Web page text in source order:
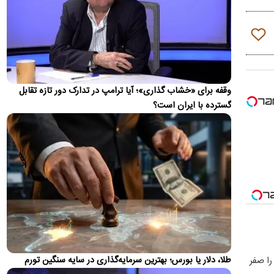
صفر
زمین‌لرزه‌ای به بزرگی ۴ ریشتر حوالی بندر لنگه را در غرب هرمزگان
لرزاند.
واکنش محمدباقر خرازی به بیانیه دفتر رهبری
محمدباقر خرازی به بیانیه تکذیبیه دفتر رهبری واکنش نشان داد.
جزئیات متن اولیۀ طرح راهبردی مدیریت تنگه هرمز
منتشر شد
عضو هیئت‌رئیسه مجلس گفت: متن اولیۀ طرح «اقدام راهبردی
تأمین امنیت و پیشرفت پایدار تنگۀ هرمز و خلیج‌فارس» در
کمیسیون…
پزشکیان: ۴۷ سال است می‌خواهیم درست کار کنیم،
می‌گویند الان وقتش نیست!
مسعود پزشکیان گفت: ۴۷ سال است می‌خواهیم درست کار کنیم،
می‌گویند الان وقتش نیست! ایران خودرو را واگذار کردیم و به
تبعش…
ضرغامی: تغییر ریل، عین بصیرت است/ فرصت
سوزی نکنیم
وقفه برای «خشاب گذاری»؛ آیا ترامپ در تدارک دور تازه تقابل
گسترده با ایران است؟
طلا، دلار یا بورس؛ بهترین سرمایه‌گذاری در سایه سنگین تورم